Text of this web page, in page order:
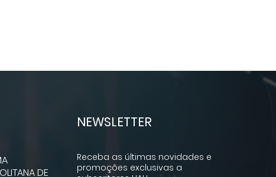
DE
NEWSLETTER
Receba as últimas novidades e
promoções exclusivas a